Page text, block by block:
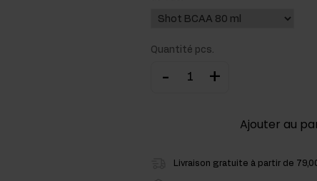
Quantité pcs.
- +
Ajouter au
Livraison gratuite à partir de